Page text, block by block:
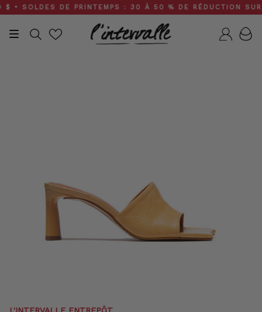
Skip
to
content
DE PRINTEMPS : 30 À 50 % DE RÉDUCTION SUR
Recherche